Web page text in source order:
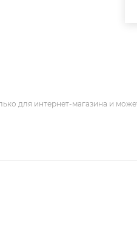
для интернет-магазина и